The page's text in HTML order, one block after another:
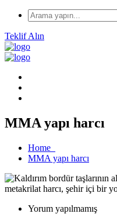
Teklif Alın
MMA yapı harcı
Home
MMA yapı harcı
Yorum yapılmamış